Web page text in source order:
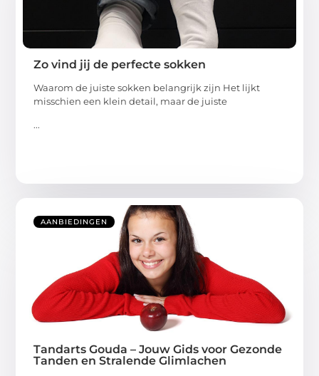
Zo vind jij de perfecte sokken
Waarom de juiste sokken belangrijk zijn Het lijkt
misschien een klein detail, maar de juiste
...
AANBIEDINGEN
Tandarts Gouda – Jouw Gids voor Gezonde
Tanden en Stralende Glimlachen